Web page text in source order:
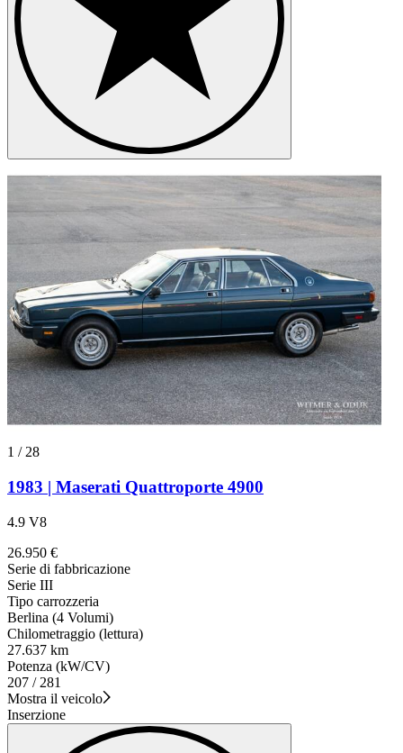
1 / 28
1983 | Maserati Quattroporte 4900
4.9 V8
26.950 €
Serie di fabbricazione
Serie III
Tipo carrozzeria
Berlina (4 Volumi)
Chilometraggio (lettura)
27.637 km
Potenza (kW/CV)
207 / 281
Mostra il veicolo
Inserzione